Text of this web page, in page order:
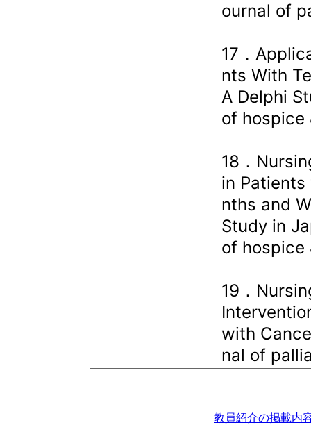
ournal of
17．
nts With
A Delphi
of hospice
18．
in
nths and
Study in
of hospice
19．
with
nal of
教員紹介の掲載内